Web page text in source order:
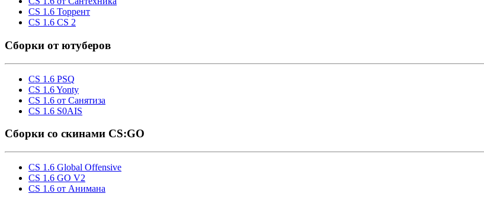
CS 1.6 Торрент
CS 1.6 CS 2
Cборки от ютуберов
CS 1.6 PSQ
CS 1.6 Yonty
CS 1.6 от Санятиза
CS 1.6 S0AIS
Сборки со скинами CS:GO
CS 1.6 Global Offensive
CS 1.6 GO V2
CS 1.6 от Анимана